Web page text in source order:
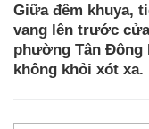
Giữa đêm khuya,
vang lên trước
phường Tân Đông
không khỏi xót xa.